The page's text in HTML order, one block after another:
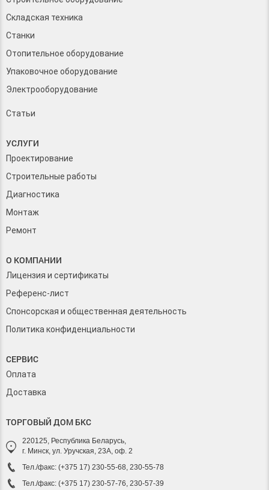
Складская техника
Станки
Отопительное оборудование
Упаковочное оборудование
Электрооборудование
Статьи
УСЛУГИ
Проектирование
Строительные работы
Диагностика
Монтаж
Ремонт
О КОМПАНИИ
Лицензия и сертификаты
Референс-лист
Спонсорская и общественная деятельность
Политика конфиденциальности
СЕРВИС
Оплата
Доставка
ТОРГОВЫЙ ДОМ БКС
220125, Республика Беларусь,
г. Минск, ул. Уручская, 23А, оф. 2
Тел./факс: (+375 17) 230-55-68, 230-55-78
Тел./факс: (+375 17) 230-57-76, 230-57-39